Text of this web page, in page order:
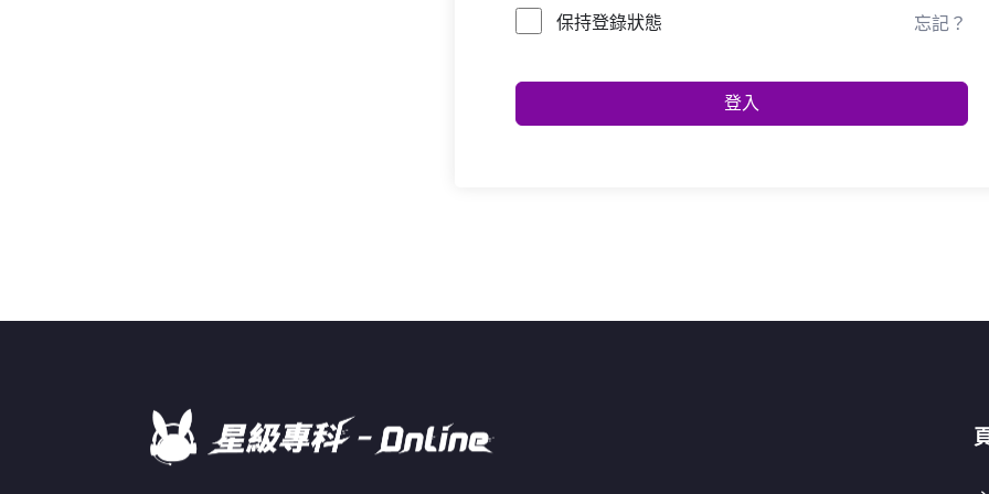
保持登錄狀態 忘記？
登入